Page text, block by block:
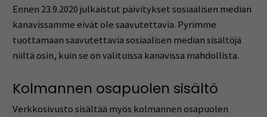
Ennen 23.9.2020 julkaistut päivitykset sosiaalisen median
kanavissamme eivät ole saavutettavia. Pyrimme
tuottamaan saavutettavia sosiaalisen median sisältöjä
niiltä osin, kuin se on valituissa kanavissa mahdollista.
Kolmannen osapuolen sisältö
Verkkosivusto sisältää myös kolmannen osapuolen